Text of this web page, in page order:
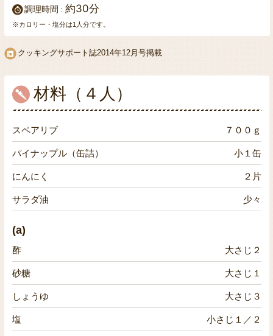
調理時間 約30分
※カロリー・塩分は1人分です。
クッキングサポート誌2014年12月号掲載
材料（４人）
スペアリブ ７００ｇ
パイナップル（缶詰） 小１缶
にんにく ２片
サラダ油 少々
(a)
酢 大さじ２
砂糖 大さじ１
しょうゆ 大さじ３
塩 小さじ１／２